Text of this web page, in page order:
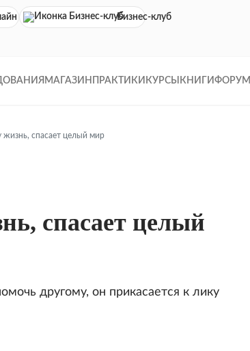
кинотеатр
Бизнес-клуб
МАГАЗИН ПРАКТИКИ КУРСЫ КНИГИ ФОРУМ
жизнь, спасает целый мир
спасает целый
другому, он прикасается к лику